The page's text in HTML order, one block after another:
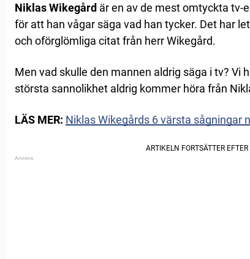
Niklas Wikegård är en av de mest omtyckta tv-
för att han vågar säga vad han tycker. Det har
och oförglömliga citat från herr Wikegård.
Men vad skulle den mannen aldrig säga i tv? Vi
största sannolikhet aldrig kommer höra från
LÄS MER: Niklas Wikegårds 6 värsta sågningar